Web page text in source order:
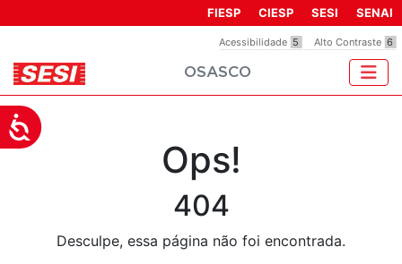
inclui
um
sistema
de
Acessibilidade
Acessibilidade 5 Alto Contraste 6
FIESP CIESP SESI SENAI
OSASCO
Ops!
404
Desculpe, essa página não foi encontrada.